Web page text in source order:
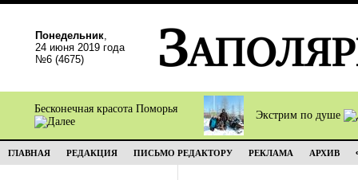
Понедельник,
24 июня 2019 года
№6 (4675)
Бесконечная красота Поморья
Экстрим по душе
ГЛАВНАЯ РЕДАКЦИЯ ПИСЬМО РЕДАКТОРУ РЕКЛАМА АРХИВ